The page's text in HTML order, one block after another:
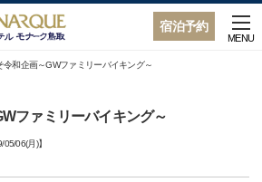
宿泊予約
MENU
令和企画～GWファミリーバイキング～
ファミリーバイキング～
05/06(月)】